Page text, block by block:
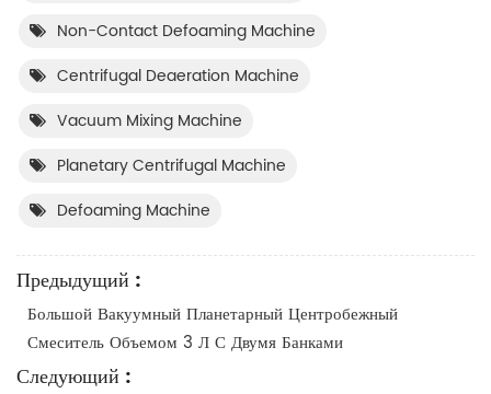
Non-Contact Defoaming Machine
Centrifugal Deaeration Machine
Vacuum Mixing Machine
Planetary Centrifugal Machine
Defoaming Machine
Предыдущий :
Большой Вакуумный Планетарный Центробежный
Смеситель Объемом 3 Л С Двумя Банками
Следующий :